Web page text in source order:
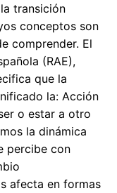
transición
conceptos son
comprender. El
(RAE),
que la
la: Acción
o estar a otro
la dinámica
percibe con
afecta en formas